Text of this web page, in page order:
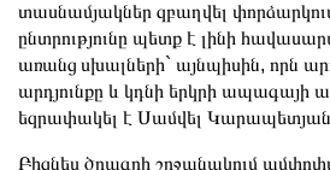
տասնամյակներ զբաղվել
ընտրությունը պետք է լինի
առանց սխալների` այնպիսին, որն
արդյունքը և կդնի երկրի ապագայի
եզրափակել է Սամվել
Բիզնես ծրագրի շրջանակում